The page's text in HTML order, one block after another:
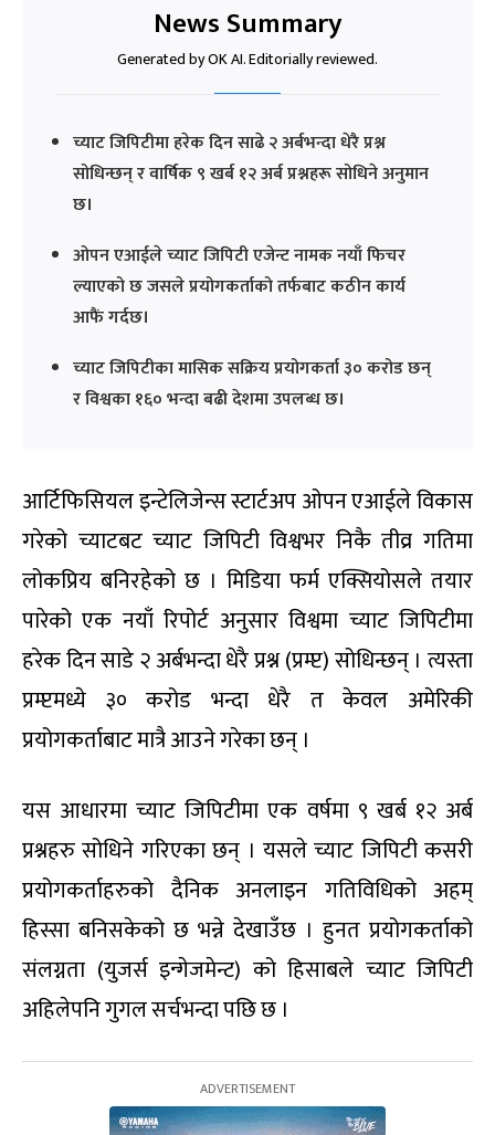
News Summary
Generated by OK AI. Editorially reviewed.
च्याट जिपिटीमा हरेक दिन साढे २ अर्बभन्दा धेरै प्रश्न
सोधिन्छन् र वार्षिक ९ खर्ब १२ अर्ब प्रश्नहरू सोधिने अनुमान
छ।
ओपन एआईले च्याट जिपिटी एजेन्ट नामक नयाँ फिचर
ल्याएको छ जसले प्रयोगकर्ताको तर्फबाट कठीन कार्य
आफैं गर्दछ।
च्याट जिपिटीका मासिक सक्रिय प्रयोगकर्ता ३० करोड छन्
र विश्वका १६० भन्दा बढी देशमा उपलब्ध छ।
आर्टिफिसियल इन्टेलिजेन्स स्टार्टअप ओपन एआईले विकास
गरेको च्याटबट च्याट जिपिटी विश्वभर निकै तीव्र गतिमा
लोकप्रिय बनिरहेको छ । मिडिया फर्म एक्सियोसले तयार
पारेको एक नयाँ रिपोर्ट अनुसार विश्वमा च्याट जिपिटीमा
हरेक दिन साडे २ अर्बभन्दा धेरै प्रश्न (प्रम्प्ट) सोधिन्छन् । त्यस्ता
प्रम्प्टमध्ये ३० करोड भन्दा धेरै त केवल अमेरिकी
प्रयोगकर्ताबाट मात्रै आउने गरेका छन् ।
यस आधारमा च्याट जिपिटीमा एक वर्षमा ९ खर्ब १२ अर्ब
प्रश्नहरु सोधिने गरिएका छन् । यसले च्याट जिपिटी कसरी
प्रयोगकर्ताहरुको दैनिक अनलाइन गतिविधिको अहम्
हिस्सा बनिसकेको छ भन्ने देखाउँछ । हुनत प्रयोगकर्ताको
संलग्नता (युजर्स इन्गेजमेन्ट) को हिसाबले च्याट जिपिटी
अहिलेपनि गुगल सर्चभन्दा पछि छ ।